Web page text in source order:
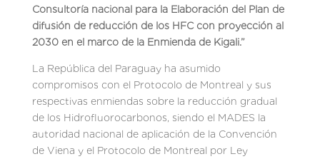
Consultoría nacional para la Elaboración del Plan de
difusión de reducción de los HFC con proyección al
2030 en el marco de la Enmienda de Kigali.”
La República del Paraguay ha asumido
compromisos con el Protocolo de Montreal y sus
respectivas enmiendas sobre la reducción gradual
de los Hidrofluorocarbonos, siendo el MADES la
autoridad nacional de aplicación de la Convención
de Viena y el Protocolo de Montreal por Ley